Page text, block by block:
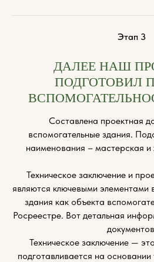
Этап 3
ДАЛЕЕ НАШ
ПОДГОТОВИЛ
Составлена проектная
вспомогательные здания.
наименования – мастерская и
Техническое заключение и
являются ключевыми элементами
здания как объекта
Росреестре. Вот детальная
Техническое заключение —
подготавливается на